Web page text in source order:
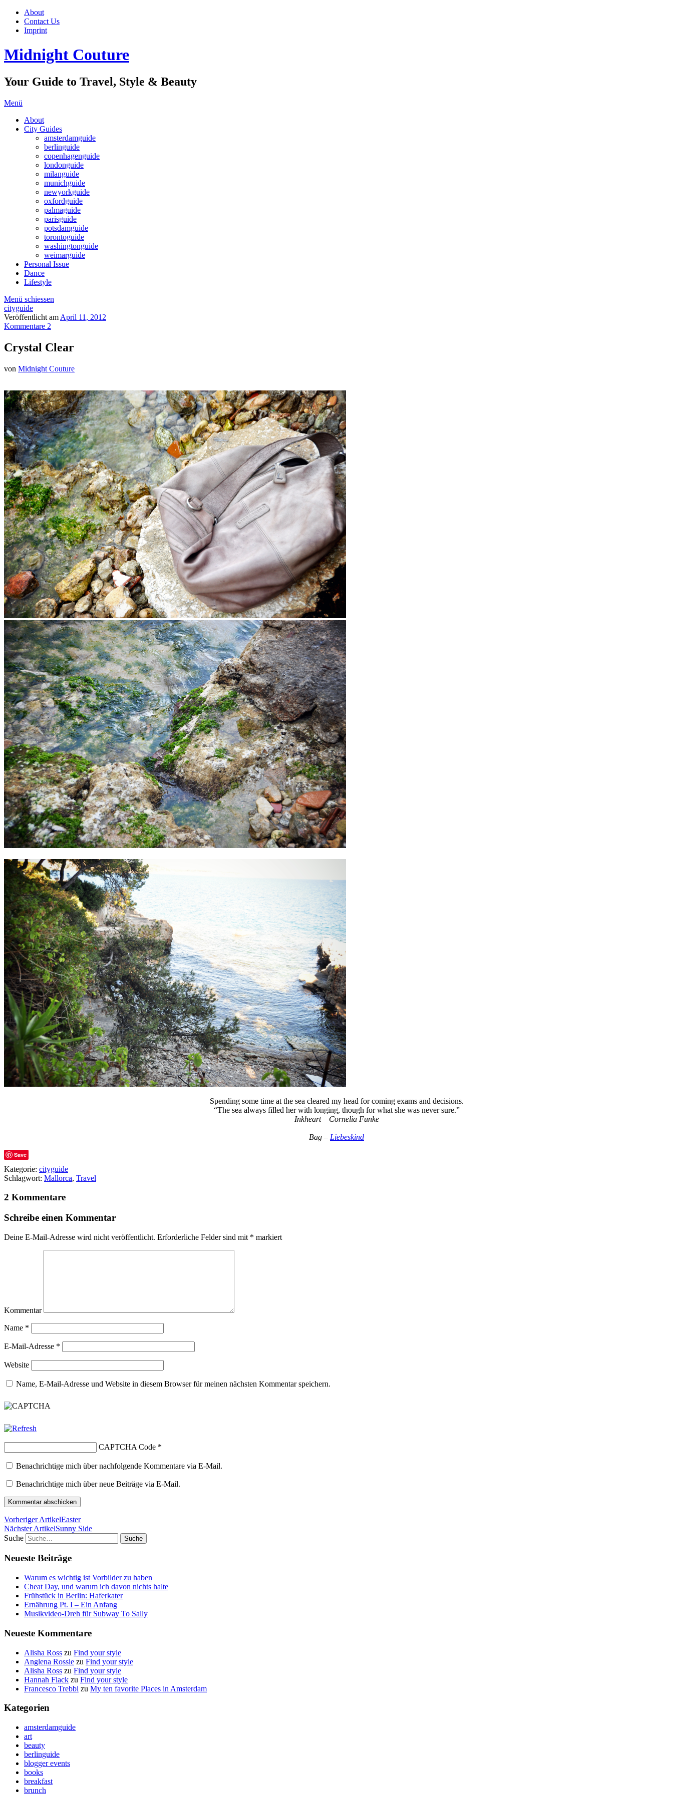
About
Contact Us
Imprint
Midnight Couture
Your Guide to Travel, Style & Beauty
Menü
About
City Guides
amsterdamguide
berlinguide
copenhagenguide
londonguide
milanguide
munichguide
newyorkguide
oxfordguide
palmaguide
parisguide
potsdamguide
torontoguide
washingtonguide
weimarguide
Personal Issue
Dance
Lifestyle
Menü schiessen
cityguide
Veröffentlicht am April 11, 2012
Kommentare 2
Crystal Clear
von Midnight Couture
Spending some time at the sea cleared my head for coming exams and decisions.
“The sea always filled her with longing, though for what she was never sure.”
Inkheart – Cornelia Funke
Bag – Liebeskind
Save
Kategorie: cityguide
Schlagwort: Mallorca, Travel
2 Kommentare
Schreibe einen Kommentar
Deine E-Mail-Adresse wird nicht veröffentlicht. Erforderliche Felder sind mit * markiert
Kommentar
Name *
E-Mail-Adresse *
Website
Name, E-Mail-Adresse und Website in diesem Browser für meinen nächsten Kommentar speichern.
CAPTCHA Code *
Benachrichtige mich über nachfolgende Kommentare via E-Mail.
Benachrichtige mich über neue Beiträge via E-Mail.
Vorheriger ArtikelEaster
Nächster ArtikelSunny Side
Suche
Neueste Beiträge
Warum es wichtig ist Vorbilder zu haben
Cheat Day, und warum ich davon nichts halte
Frühstück in Berlin: Haferkater
Ernährung Pt. I – Ein Anfang
Musikvideo-Dreh für Subway To Sally
Neueste Kommentare
Alisha Ross zu Find your style
Anglena Rossie zu Find your style
Alisha Ross zu Find your style
Hannah Flack zu Find your style
Francesco Trebbi zu My ten favorite Places in Amsterdam
Kategorien
amsterdamguide
art
beauty
berlinguide
blogger events
books
breakfast
brunch